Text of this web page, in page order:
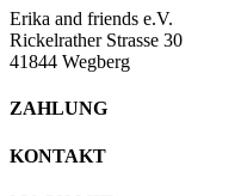
Erika and friends e.V.
Rickelrather Strasse 30
41844 Wegberg
ZAHLUNG
KONTAKT